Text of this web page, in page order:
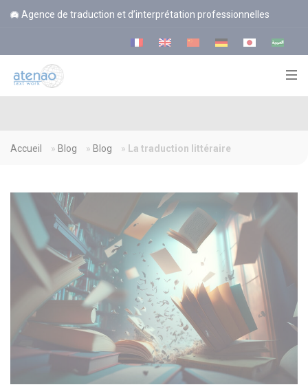
Agence de traduction et d’interprétation professionnelles
Accueil » Blog » Blog » La traduction littéraire
Panneau de gestion des cookies